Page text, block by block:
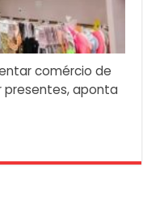
comércio de
presentes, aponta